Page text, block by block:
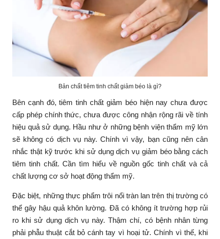
Bản chất tiêm tinh chất giảm béo là gì?
Bên cạnh đó, tiêm tinh chất giảm béo hiện nay chưa được
cấp phép chính thức, chưa được công nhận rộng rãi về tính
hiệu quả sử dụng. Hầu như ở những bệnh viện thẩm mỹ lớn
sẽ không có dịch vụ này. Chính vì vậy, bạn cũng nên cân
nhắc thật kỹ trước khi sử dụng dịch vụ giảm béo bằng cách
tiêm tinh chất. Cần tìm hiểu về nguồn gốc tinh chất và cả
chất lượng cơ sở hoạt động thẩm mỹ.
Đặc biệt, những thực phẩm trôi nổi tràn lan trên thị trường có
thể gây hậu quả khôn lường. Đã có không ít trường hợp rủi
ro khi sử dụng dịch vụ này. Thậm chí, có bệnh nhân từng
phải phẫu thuật cắt bỏ cánh tay vì hoại tử. Chính vì thế, khi